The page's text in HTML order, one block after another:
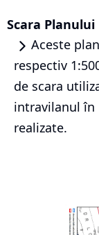
Scara Planului
Aceste
respectiv
de scara
intravilanul în
realizate.